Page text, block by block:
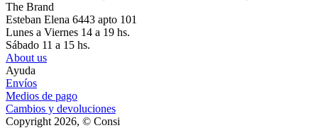
The Brand
Esteban Elena 6443 apto 101
Lunes a Viernes 14 a 19 hs.
Sábado 11 a 15 hs.
About us
Ayuda
Envíos
Medios de pago
Cambios y devoluciones
Copyright 2026, © Consi